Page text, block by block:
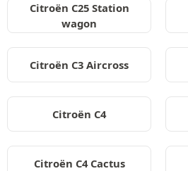
Citroën C25 Station
wagon
Citroën C3 Aircross
Citroën C4
Citroën C4 Cactus